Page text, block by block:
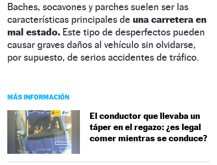
Baches, socavones y parches suelen ser las
características principales de una carretera en
mal estado. Este tipo de desperfectos pueden
causar graves daños al vehículo sin olvidarse,
por supuesto, de serios accidentes de tráfico.
MÁS INFORMACIÓN
El conductor que llevaba un
táper en el regazo: ¿es legal
comer mientras se conduce?